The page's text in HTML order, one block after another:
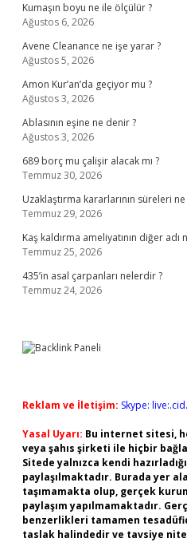
Kumaşın boyu ne ile ölçülür ?
Ağustos 6, 2026
Avene Cleanance ne işe yarar ?
Ağustos 5, 2026
Amon Kur’an’da geçiyor mu ?
Ağustos 3, 2026
Ablasının eşine ne denir ?
Ağustos 3, 2026
689 borç mu çalişir alacak mı ?
Temmuz 30, 2026
Uzaklaştırma kararlarının süreleri
Temmuz 29, 2026
Kaş kaldırma ameliyatının diğer adı
Temmuz 25, 2026
435’in asal çarpanları nelerdir ?
Temmuz 24, 2026
Reklam ve İletişim: Skype:
Yasal Uyarı: Bu internet sitesi,
veya şahıs şirketi ile hiçbir
Sitede yalnızca kendi
paylaşılmaktadır. Burada yer
taşımamakta olup, gerçek
paylaşım yapılmamaktadır.
benzerlikleri tamamen
taslak halindedir ve tavsiye